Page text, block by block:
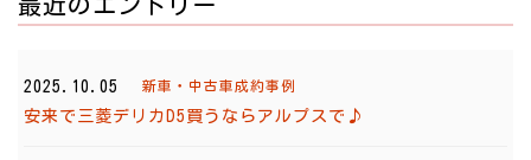
最近のエントリー
2025.10.05 新車・中古車成約事例
安来で三菱デリカD5買うならアルプスで♪